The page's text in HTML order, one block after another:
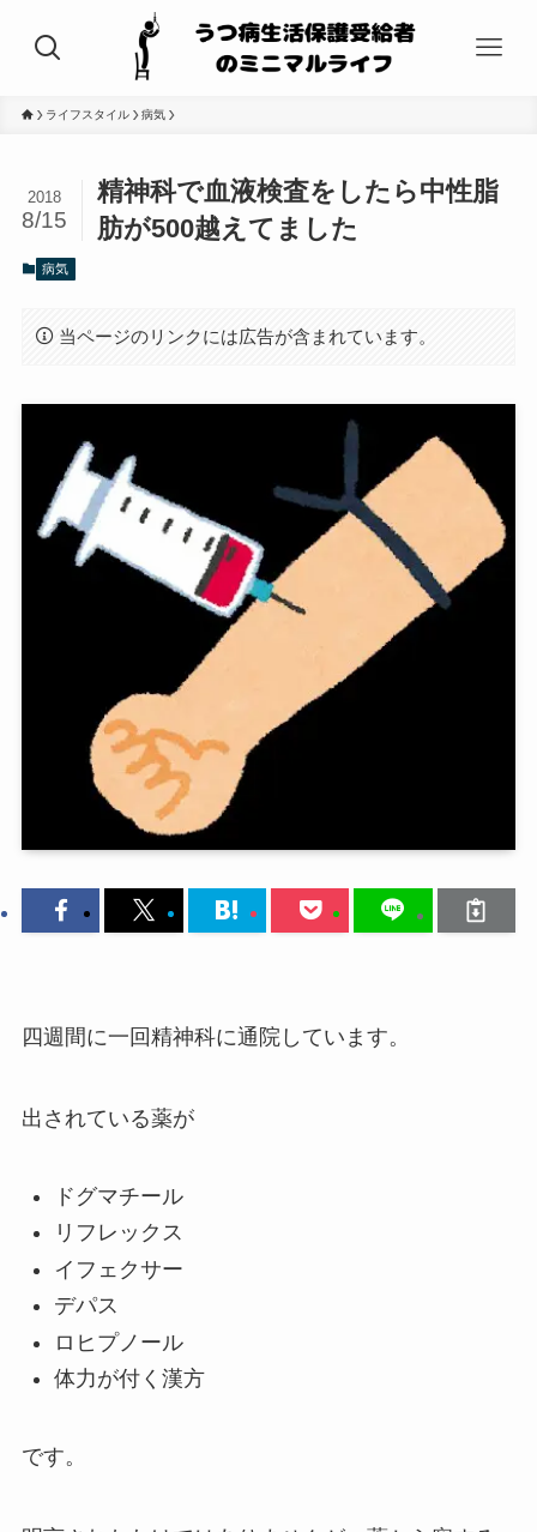
ライフスタイル 病気
精神科で血液検査をしたら中性脂
肪が500越えてました
2018
8/15
病気
当ページのリンクには広告が含まれています。
四週間に一回精神科に通院しています。
出されている薬が
ドグマチール
リフレックス
イフェクサー
デパス
ロヒプノール
体力が付く漢方
です。